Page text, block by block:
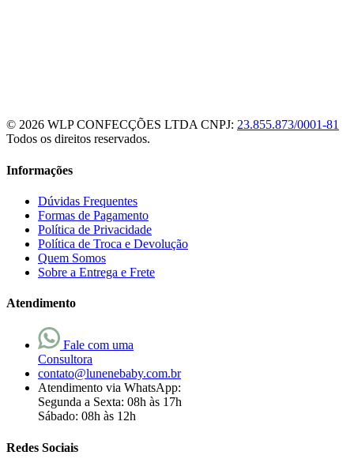
© 2026 WLP CONFECÇÕES LTDACNPJ: 23.855.873/0001-81
Todos os direitos reservados.
Informações
Dúvidas Frequentes
Formas de Pagamento
Política de Privacidade
Política de Troca e Devolução
Quem Somos
Sobre a Entrega e Frete
Atendimento
Fale com uma
Consultora
contato@lunenebaby.com.br
Atendimento via WhatsApp:
Segunda a Sexta: 08h às 17h
Sábado: 08h às 12h
Redes Sociais